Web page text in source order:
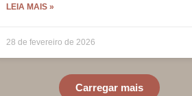
LEIA MAIS »
28 de fevereiro de 2026
Carregar mais